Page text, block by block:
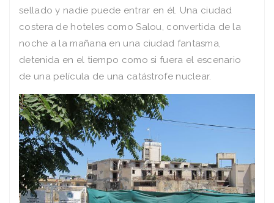
sellado y nadie puede entrar en él. Una ciudad
costera de hoteles como Salou, convertida de la
noche a la mañana en una ciudad fantasma,
detenida en el tiempo como si fuera el escenario
de una película de una catástrofe nuclear.